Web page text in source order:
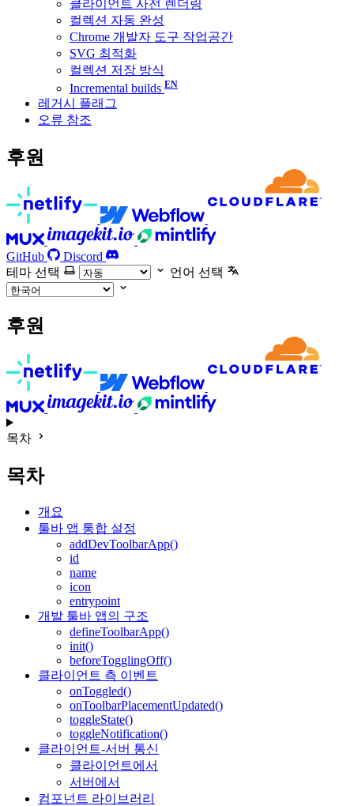
클라이언트 사전 렌더링
컬렉션 자동 완성
Chrome 개발자 도구 작업공간
SVG 최적화
컬렉션 저장 방식
Incremental builds
레거시 플래그
오류 참조
후원
GitHub
Discord
테마 선택
언어 선택
후원
목차
목차
개요
툴바 앱 통합 설정
addDevToolbarApp()
id
name
icon
entrypoint
개발 툴바 앱의 구조
defineToolbarApp()
init()
beforeTogglingOff()
클라이언트 측 이벤트
onToggled()
onToolbarPlacementUpdated()
toggleState()
toggleNotification()
클라이언트-서버 통신
클라이언트에서
서버에서
컴포넌트 라이브러리